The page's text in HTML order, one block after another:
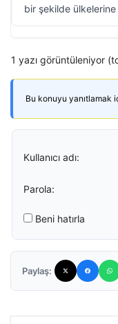
bir şekilde ülkelerine
1 yazı görüntüleniyor
Bu konuyu yanıtlamak
Kullanıcı adı:
Parola:
Beni hatırla
Paylaş: